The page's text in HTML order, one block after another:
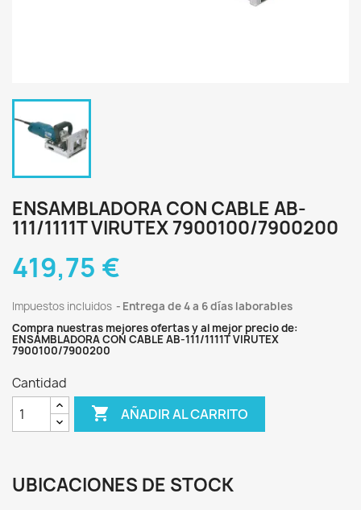
ENSAMBLADORA CON CABLE AB-
111/1111T VIRUTEX 7900100/7900200
419,75 €
Impuestos incluidos
Entrega de 4 a 6 días laborables
Compra nuestras mejores ofertas y al mejor precio de:
ENSAMBLADORA CON CABLE AB-111/1111T VIRUTEX
7900100/7900200
Cantidad
 AÑADIR AL CARRITO
UBICACIONES DE STOCK